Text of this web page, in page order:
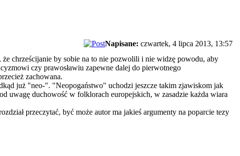
Napisane: czwartek, 4 lipca 2013, 13:57
chrześcijanie by sobie na to nie pozwolili i nie widzę powodu, aby
czy prawosławiu zapewne dalej do pierwotnego
zachowana.
już "neo-". "Neopogaństwo" uchodzi jeszcze takim zjawiskom jak
uwagę duchowość w folklorach europejskich, w zasadzie każda wiara
przeczytać, być może autor ma jakieś argumenty na poparcie tezy